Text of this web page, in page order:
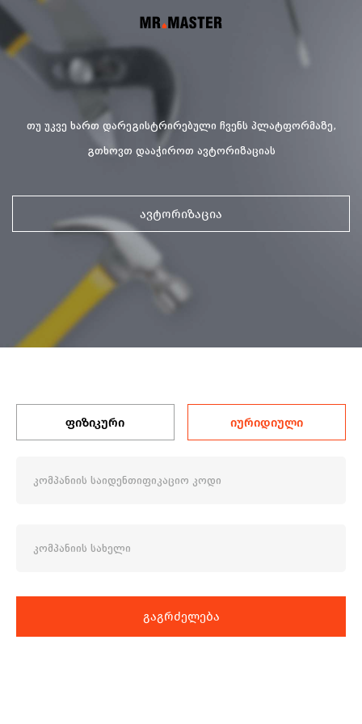
თუ უკვე ხართ დარეგისტრირებული ჩვენს პლატფორმაზე,
გთხოვთ დააჭიროთ ავტორიზაციას
ავტორიზაცია
ფიზიკური იურიდიული
გაგრძელება